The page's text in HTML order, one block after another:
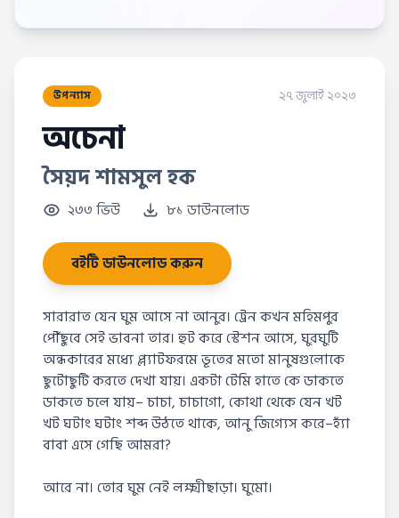
উপন্যাস ২৭ জুলাই ২০২৩
অচেনা
সৈয়দ শামসুল হক
২৩৩ ভিউ ৮১ ডাউনলোড
বইটি ডাউনলোড করুন
সারারাত যেন ঘুম আসে না আনুর। ট্রেন কখন মহিমপুর
পৌঁছুবে সেই ভাবনা তার। হুট করে স্টেশন আসে, ঘুরঘুটি
অন্ধকারের মধ্যে প্ল্যাটফরমে ভূতের মতো মানুষগুলোকে
ছুটোছুটি করতে দেখা যায়। একটা টেমি হাতে কে ডাকতে
ডাকতে চলে যায়– চাচা, চাচাগো, কোথা থেকে যেন খট
খট ঘটাং ঘটাং শব্দ উঠতে থাকে, আনু জিগ্যেস করে–হ্যাঁ
বাবা এসে গেছি আমরা?
আরে না। তোর ঘুম নেই লক্ষ্মীছাড়া। ঘুমো।